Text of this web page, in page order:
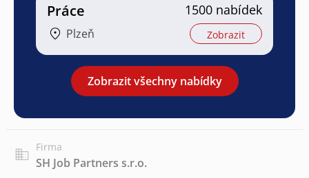
Práce
Plzeň
1500 nabídek
Zobrazit
Zobrazit všechny nabídky
Firma
SH Job Partners s.r.o.